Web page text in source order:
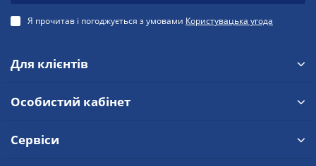
Я прочитав і погоджується з умовами Користувацька угода
Для клієнтів
Особистий кабінет
Сервіси